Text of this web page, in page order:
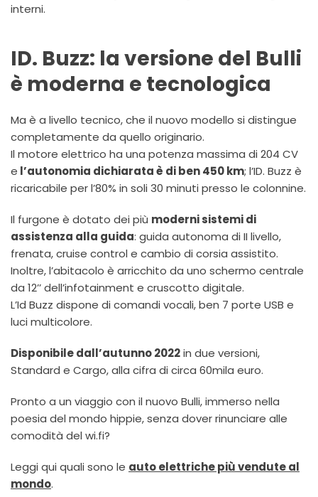
interni.
ID. Buzz: la versione del Bulli
è moderna e tecnologica
Ma è a livello tecnico, che il nuovo modello si distingue
completamente da quello originario.
Il motore elettrico ha una potenza massima di 204 CV
e l’autonomia dichiarata è di ben 450 km; l’ID. Buzz è
ricaricabile per l’80% in soli 30 minuti presso le colonnine.
Il furgone è dotato dei più moderni sistemi di
assistenza alla guida: guida autonoma di II livello,
frenata, cruise control e cambio di corsia assistito.
Inoltre, l’abitacolo è arricchito da uno schermo centrale
da 12’’ dell’infotainment e cruscotto digitale.
L’Id Buzz dispone di comandi vocali, ben 7 porte USB e
luci multicolore.
Disponibile dall’autunno 2022in due versioni,
Standard e Cargo, alla cifra di circa 60mila euro.
Pronto a un viaggio con il nuovo Bulli, immerso nella
poesia del mondo hippie, senza dover rinunciare alle
comodità del wi.fi?
Leggi qui quali sono le auto elettriche più vendute al
mondo.